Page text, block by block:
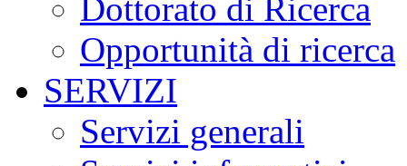
Dottorato di Ricerca
Opportunità di ricerca
SERVIZI
Servizi generali